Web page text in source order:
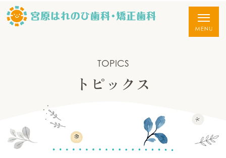
TOPICS
トピックス